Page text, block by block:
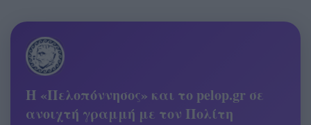
Η «Πελοπόννησος» και το pelop.gr σε
ανοιχτή γραμμή με τον Πολίτη